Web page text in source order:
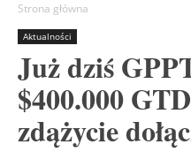
Strona główna
Aktualności
Już dziś
$400.000
zdążycie